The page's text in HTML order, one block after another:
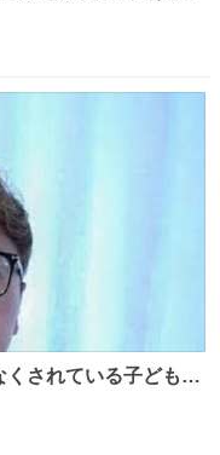
そうな顔してて草
寄付させていただき